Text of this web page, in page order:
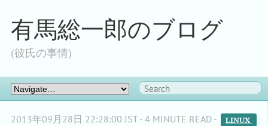
有馬総一郎のブログ
(彼氏の事情)
2013年09月28日 22:28:00 JST - 4 MINUTE READ - LINUX